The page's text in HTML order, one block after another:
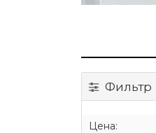
Фильтр
Цена: